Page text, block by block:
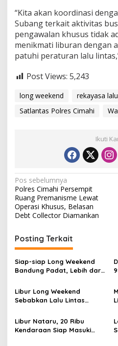
“Kita akan koordinasi
Subang terkait aktivitas
pengawalan khusus tidak
menikmati liburan dengan
patuhi peraturan lalu
Post Views: 5,243
long weekend
rekayasa
Satlantas Polres Cimahi
Ikuti
N
a
v
g
a
s
p
o
s
Pos sebelumnya
Polres Cimahi Persempit
Ruang Premanisme Lewat
Operasi Khusus, Belasan
Debt Collector Diamankan
Posting Terkait
Siap-siap Long Weekend
Bandung Padat, Lebih dari
Datang
Libur Long Weekend
Sebabkan Lalu Lintas
Berlakukan Satu Arah
Libur Nataru, 20 Ribu
Kendaraan Siap Masuki